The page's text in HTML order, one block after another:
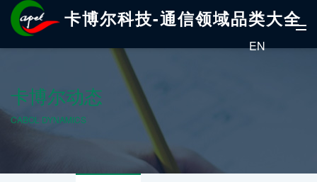
卡博尔科技-通信领域品类大全
EN
卡博尔动态
CABOL DYNAMICS